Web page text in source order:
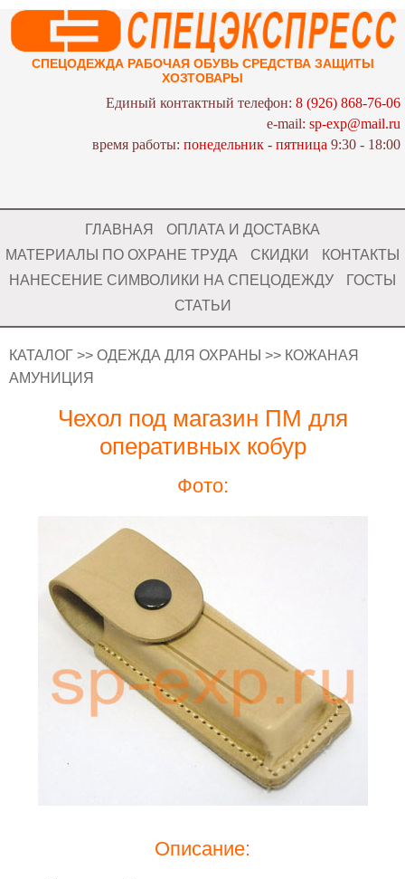
СПЕЦОДЕЖДА РАБОЧАЯ ОБУВЬ СРЕДСТВА ЗАЩИТЫ
ХОЗТОВАРЫ
Единый контактный телефон: 8 (926) 868-76-06
e-mail: sp-exp@mail.ru
время работы: понедельник - пятница 9:30 - 18:00
ГЛАВНАЯ
ОПЛАТА И ДОСТАВКА
МАТЕРИАЛЫ ПО ОХРАНЕ ТРУДА
СКИДКИ
КОНТАКТЫ
НАНЕСЕНИЕ СИМВОЛИКИ НА СПЕЦОДЕЖДУ
ГОСТЫ
СТАТЬИ
КАТАЛОГ >> ОДЕЖДА ДЛЯ ОХРАНЫ >> КОЖАНАЯ
АМУНИЦИЯ
Чехол под магазин ПМ для
оперативных кобур
Фото:
Описание: